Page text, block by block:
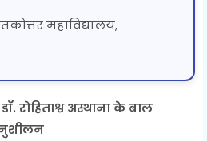
महाविद्यालय,
रोहिताश्व अस्थाना के बाल